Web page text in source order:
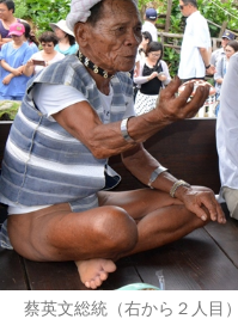
蔡英文総統（右から２人目